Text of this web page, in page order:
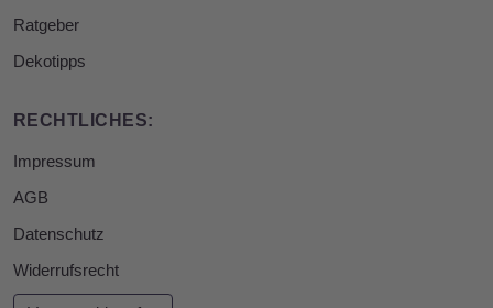
Ratgeber
Dekotipps
RECHTLICHES:
Impressum
AGB
Datenschutz
Widerrufsrecht